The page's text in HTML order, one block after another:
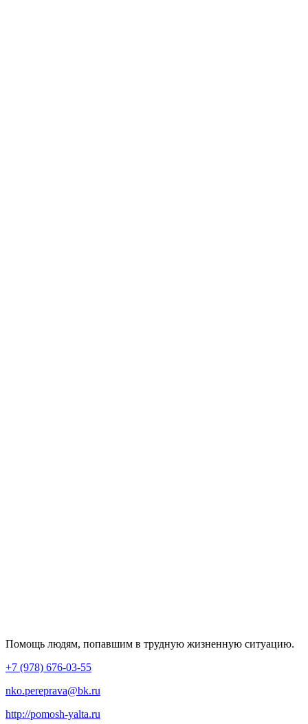
Помощь людям, попавшим в трудную жизненную ситуацию.
+7 (978) 676-03-55
nko.pereprava@bk.ru
http://pomosh-yalta.ru